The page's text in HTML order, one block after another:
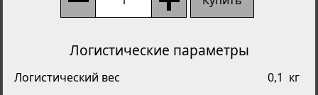
Логистические параметры
Логистический вес 0,1 кг